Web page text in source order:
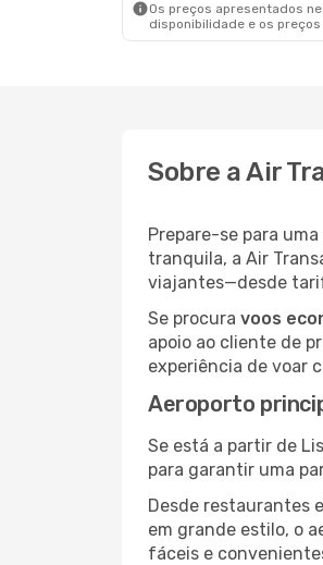
Os preços apresentados
disponibilidade e os
Sobre a Air
Prepare-se para
tranquila, a Air
viajantes—desde
Se procura voos
apoio ao cliente de
experiência de voar
Aeroporto
Se está a partir de
para garantir uma
Desde restaurantes
em grande estilo, o
fáceis e